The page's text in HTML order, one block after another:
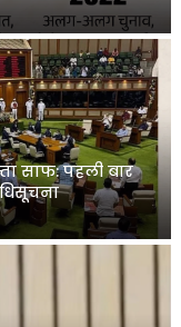
साफ: पहली बार